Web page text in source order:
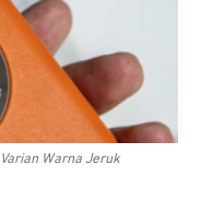
Warna Jeruk